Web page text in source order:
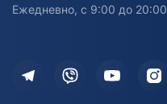
Дополнительные услуги
Ежедневно, с 9:00 до 20:00